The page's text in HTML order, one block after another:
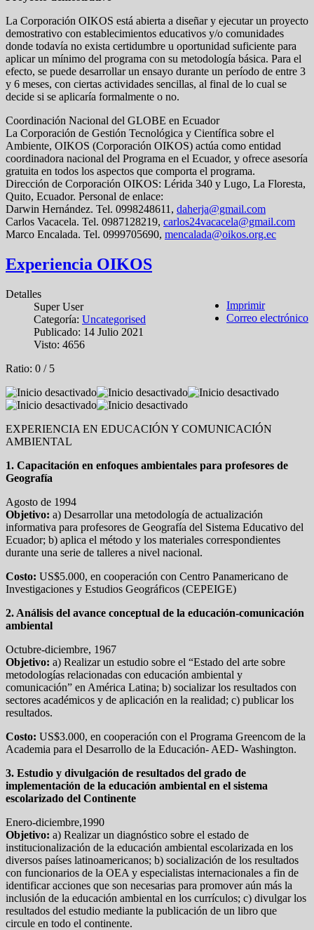
La Corporación OIKOS está abierta a diseñar y ejecutar un proyecto
demostrativo con establecimientos educativos y/o comunidades
donde todavía no exista certidumbre u oportunidad suficiente para
aplicar un mínimo del programa con su metodología básica. Para el
efecto, se puede desarrollar un ensayo durante un período de entre 3
y 6 meses, con ciertas actividades sencillas, al final de lo cual se
decide si se aplicaría formalmente o no.
Coordinación Nacional del GLOBE en Ecuador
La Corporación de Gestión Tecnológica y Científica sobre el
Ambiente, OIKOS (Corporación OIKOS) actúa como entidad
coordinadora nacional del Programa en el Ecuador, y ofrece asesoría
gratuita en todos los aspectos que comporta el programa.
Dirección de Corporación OIKOS: Lérida 340 y Lugo, La Floresta,
Quito, Ecuador. Personal de enlace:
Darwin Hernández. Tel. 0998248611, daherja@gmail.com
Carlos Vacacela. Tel. 0987128219, carlos24vacacela@gmail.com
Marco Encalada. Tel. 0999705690, mencalada@oikos.org.ec
Experiencia OIKOS
Imprimir
Correo electrónico
Detalles
Super User
Categoría: Uncategorised
Publicado: 14 Julio 2021
Visto: 4656
Ratio: 0 / 5
EXPERIENCIA EN EDUCACIÓN Y COMUNICACIÓN
AMBIENTAL
1. Capacitación en enfoques ambientales para profesores de
Geografía
Agosto de 1994
Objetivo: a) Desarrollar una metodología de actualización
informativa para profesores de Geografía del Sistema Educativo del
Ecuador; b) aplica el método y los materiales correspondientes
durante una serie de talleres a nivel nacional.
Costo: US$5.000, en cooperación con Centro Panamericano de
Investigaciones y Estudios Geográficos (CEPEIGE)
2. Análisis del avance conceptual de la educación-comunicación
ambiental
Octubre-diciembre, 1967
Objetivo: a) Realizar un estudio sobre el “Estado del arte sobre
metodologías relacionadas con educación ambiental y
comunicación” en América Latina; b) socializar los resultados con
sectores académicos y de aplicación en la realidad; c) publicar los
resultados.
Costo: US$3.000, en cooperación con el Programa Greencom de la
Academia para el Desarrollo de la Educación- AED- Washington.
3. Estudio y divulgación de resultados del grado de
implementación de la educación ambiental en el sistema
escolarizado del Continente
Enero-diciembre,1990
Objetivo: a) Realizar un diagnóstico sobre el estado de
institucionalización de la educación ambiental escolarizada en los
diversos países latinoamericanos; b) socialización de los resultados
con funcionarios de la OEA y especialistas internacionales a fin de
identificar acciones que son necesarias para promover aún más la
inclusión de la educación ambiental en los currículos; c) divulgar los
resultados del estudio mediante la publicación de un libro que
circule en todo el continente.